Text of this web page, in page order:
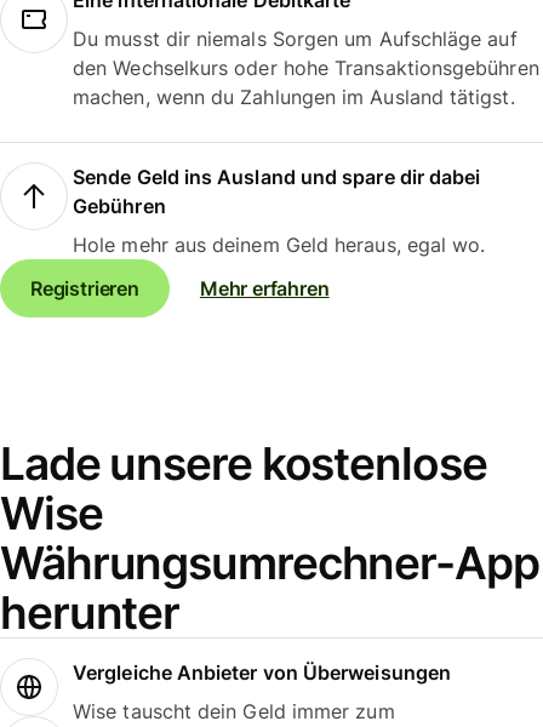
Du musst dir niemals Sorgen um Aufschläge auf
den Wechselkurs oder hohe Transaktionsgebühren
machen, wenn du Zahlungen im Ausland tätigst.
Sende Geld ins Ausland und spare dir dabei
Gebühren
Hole mehr aus deinem Geld heraus, egal wo.
Registrieren
Mehr erfahren
Lade unsere kostenlose
Wise
Währungsumrechner-App
herunter
Vergleiche Anbieter von Überweisungen
Wise tauscht dein Geld immer zum